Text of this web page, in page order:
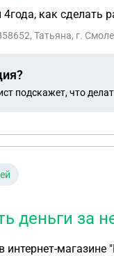
как сделать
Татьяна, г.
подскажет, что
деньги за
интернет-